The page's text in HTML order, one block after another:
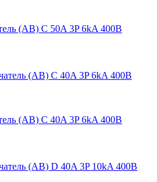
(АВ) C 50A 3P 6kA 400В
(АВ) C 40A 3P 6kA 400В